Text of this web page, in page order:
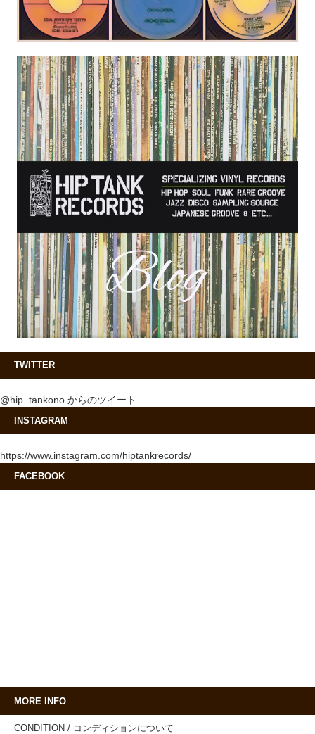
TWITTER
@hip_tankono からのツイート
INSTAGRAM
https://www.instagram.com/hiptankrecords/
FACEBOOK
MORE INFO
CONDITION / コンディションについて